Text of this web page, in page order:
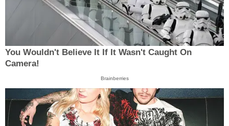
You Wouldn't Believe It If It Wasn't Caught On
Camera!
Brainberries